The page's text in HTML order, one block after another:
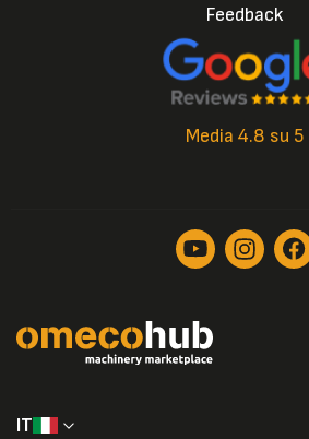
Feedback
Media 4.8 su 5
IT